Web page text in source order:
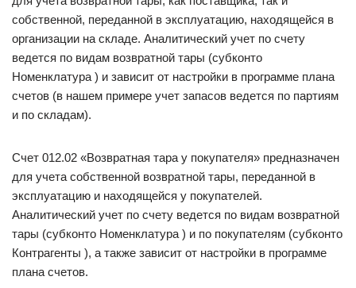
собственной, переданной в эксплуатацию, находящейся в
организации на складе. Аналитический учет по счету
ведется по видам возвратной тары (субконто
Номенклатура ) и зависит от настройки в программе плана
счетов (в нашем примере учет запасов ведется по партиям
и по складам).
Счет 012.02 «Возвратная тара у покупателя» предназначен
для учета собственной возвратной тары, переданной в
эксплуатацию и находящейся у покупателей.
Аналитический учет по счету ведется по видам возвратной
тары (субконто Номенклатура ) и по покупателям (субконто
Контрагенты ), а также зависит от настройки в программе
плана счетов.